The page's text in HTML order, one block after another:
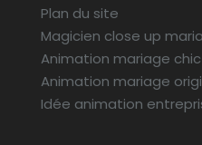
Plan du site
Magicien close up
Animation mariage chic
Animation mariage
Idée animation